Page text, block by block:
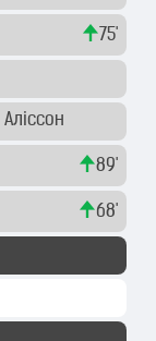
75'
Аліссон
89'
68'